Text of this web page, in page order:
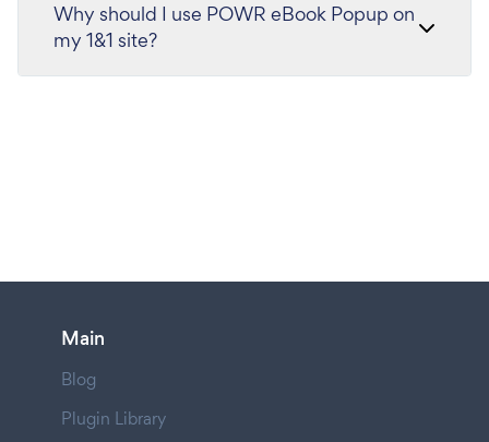
Why should I use POWR eBook Popup on
my 1&1 site?
Main
Blog
Plugin Library